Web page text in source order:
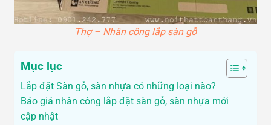
Thợ – Nhân công lắp sàn gỗ
Mục lục
Lắp đặt Sàn gỗ, sàn nhựa có những loại nào?
Báo giá nhân công lắp đặt sàn gỗ, sàn nhựa mới
cập nhật